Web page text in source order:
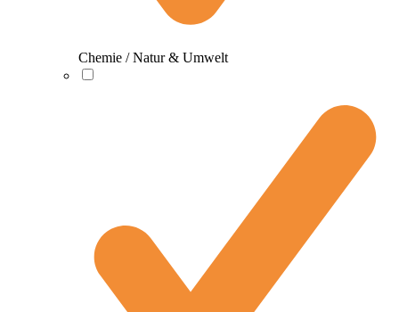
Chemie / Natur & Umwelt